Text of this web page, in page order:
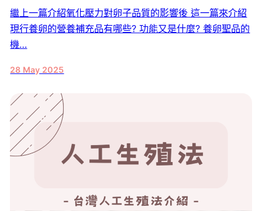
繼上一篇介紹氧化壓力對卵子品質的影響後 這一篇來介紹
現行養卵的營養補充品有哪些? 功能又是什麼? 養卵聖品的
機…
28 May 2025